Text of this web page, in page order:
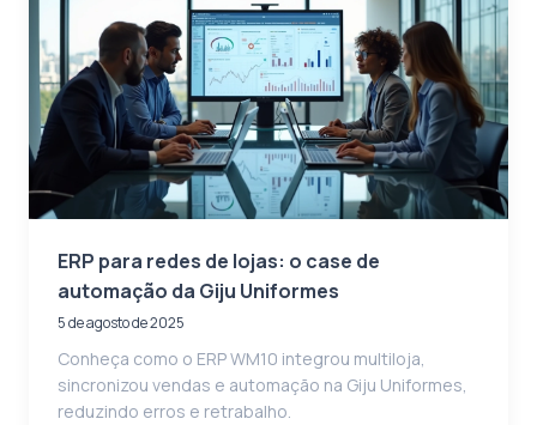
ERP para redes de lojas: o case de
automação da Giju Uniformes
5 de agosto de 2025
Conheça como o ERP WM10 integrou multiloja,
sincronizou vendas e automação na Giju Uniformes,
reduzindo erros e retrabalho.